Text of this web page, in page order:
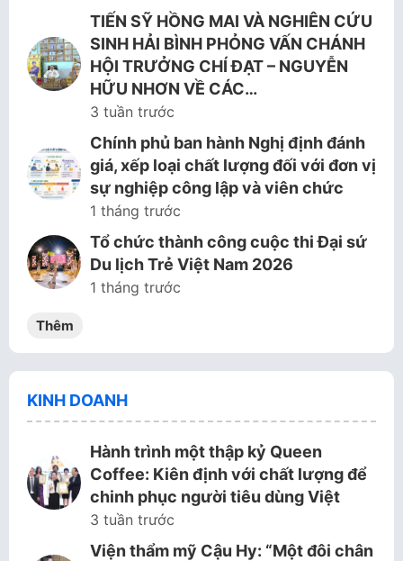
TIẾN SỸ HỒNG MAI VÀ NGHIÊN CỨU
SINH HẢI BÌNH PHỎNG VẤN CHÁNH
HỘI TRƯỞNG CHÍ ĐẠT – NGUYỄN
HỮU NHƠN VỀ CÁC…
3 tuần trước
Chính phủ ban hành Nghị định đánh
giá, xếp loại chất lượng đối với đơn vị
sự nghiệp công lập và viên chức
1 tháng trước
Tổ chức thành công cuộc thi Đại sứ
Du lịch Trẻ Việt Nam 2026
1 tháng trước
Thêm
KINH DOANH
Hành trình một thập kỷ Queen
Coffee: Kiên định với chất lượng để
chinh phục người tiêu dùng Việt
3 tuần trước
Viện thẩm mỹ Cậu Hy: “Một đôi chân